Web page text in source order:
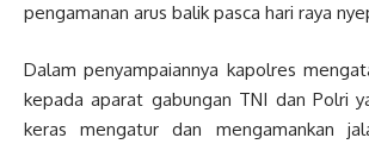
pengamanan arus balik pasca hari raya
Dalam penyampaiannya kapolres
kepada aparat gabungan TNI dan Polri
keras mengatur dan mengamankan